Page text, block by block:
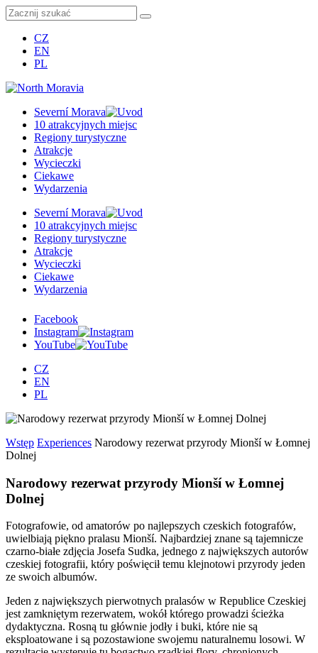
CZ
EN
PL
Severní Morava
10 atrakcyjnych miejsc
Regiony turystyczne
Atrakcje
Wycieczki
Ciekawe
Wydarzenia
Severní Morava
10 atrakcyjnych miejsc
Regiony turystyczne
Atrakcje
Wycieczki
Ciekawe
Wydarzenia
Facebook
Instagram
YouTube
CZ
EN
PL
Wstęp Experiences Narodowy rezerwat przyrody Mionší w Łomnej
Dolnej
Narodowy rezerwat przyrody Mionší w Łomnej
Dolnej
Fotografowie, od amatorów po najlepszych czeskich fotografów,
uwielbiają piękno pralasu Mionší. Najbardziej znane są tajemnicze
czarno-białe zdjęcia Josefa Sudka, jednego z największych autorów
czeskiej fotografii, który poświęcił temu klejnotowi przyrody jeden
ze swoich albumów.
Jeden z największych pierwotnych pralasów w Republice Czeskiej
jest zamkniętym rezerwatem, wokół którego prowadzi ścieżka
dydaktyczna. Rosną tu głównie jodły i buki, które nie są
eksploatowane i są pozostawione swojemu naturalnemu losowi. W